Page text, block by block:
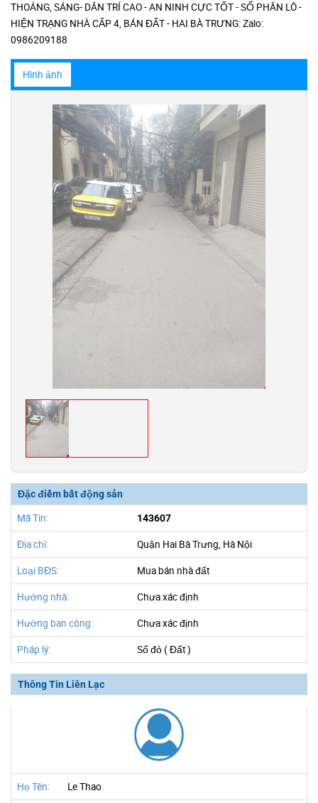
THOÁNG, SÁNG- DÂN TRÍ CAO - AN NINH CỰC TỐT - SỔ PHÂN LÔ -
HIỆN TRẠNG NHÀ CẤP 4, BÁN ĐẤT - HAI BÀ TRƯNG: Zalo:
0986209188
Hình ảnh
Đặc điểm bất động sản
Mã Tin: 143607
Địa chỉ: Quận Hai Bà Trưng, Hà Nội
Loại BĐS: Mua bán nhà đất
Hướng nhà: Chưa xác định
Hướng ban công: Chưa xác định
Pháp lý: Sổ đỏ ( Đất )
Thông Tin Liên Lạc
Họ Tên: Le Thao